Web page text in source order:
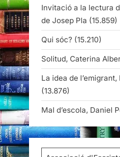
Invitació a la lectura
de Josep Pla (15.859)
Qui sóc? (15.210)
Solitud, Caterina
La idea de
(13.876)
Mal d’escola, Daniel